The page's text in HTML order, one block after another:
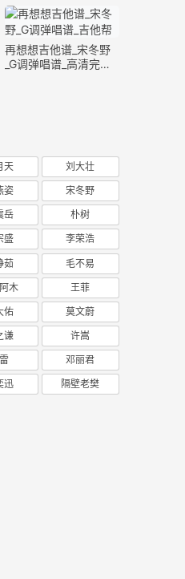
再想想吉他谱_宋冬野
_G调弹唱谱_高清完整
天 刘大壮
姿 宋冬野
岳 朴树
盛 李荣浩
茹 毛不易
木 王菲
佑 莫文蔚
谦 许嵩
邓丽君
迅 隔壁老樊